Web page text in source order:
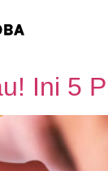
Ini 5